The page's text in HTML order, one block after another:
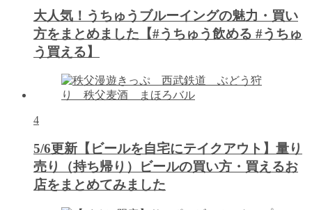
大人気！うちゅうブルーイングの魅力・買い
方をまとめました【#うちゅう飲める #うちゅ
う買える】
4
5/6更新【ビールを自宅にテイクアウト】量り
売り（持ち帰り）ビールの買い方・買えるお
店をまとめてみました